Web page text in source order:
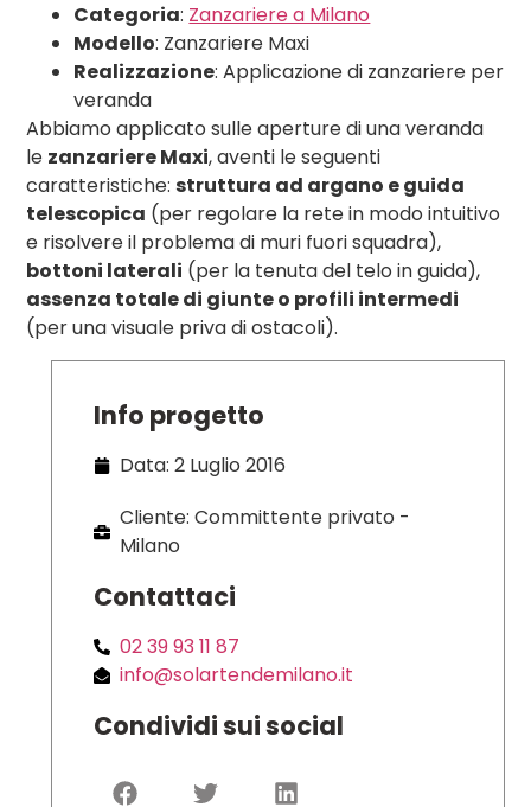
Categoria: Zanzariere a Milano
Modello: Zanzariere Maxi
Realizzazione: Applicazione di zanzariere per
veranda
Abbiamo applicato sulle aperture di una veranda
le zanzariere Maxi, aventi le seguenti
caratteristiche:struttura ad argano e guida
telescopica (per regolare la rete in modo intuitivo
e risolvere il problema di muri fuori squadra),
bottoni laterali (per la tenuta del telo in guida),
assenza totale di giunte o profili intermedi
(per una visuale priva di ostacoli).
Info progetto
Data: 2 Luglio 2016
Cliente: Committente privato -
Milano
Contattaci
02 39 93 11 87
info@solartendemilano.it
Condividi sui social